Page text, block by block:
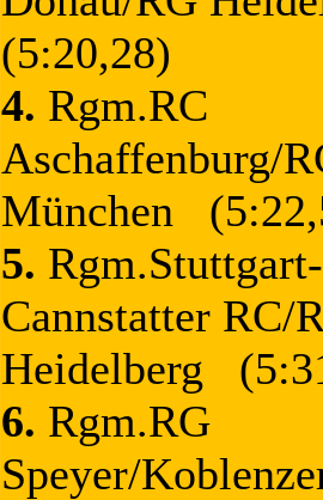
(5:20,28)
4. Rgm.RC
Aschaffenburg/
München
5. Rgm.Stuttgart-
Cannstatter RC/
Heidelberg
6. Rgm.RG
Speyer/